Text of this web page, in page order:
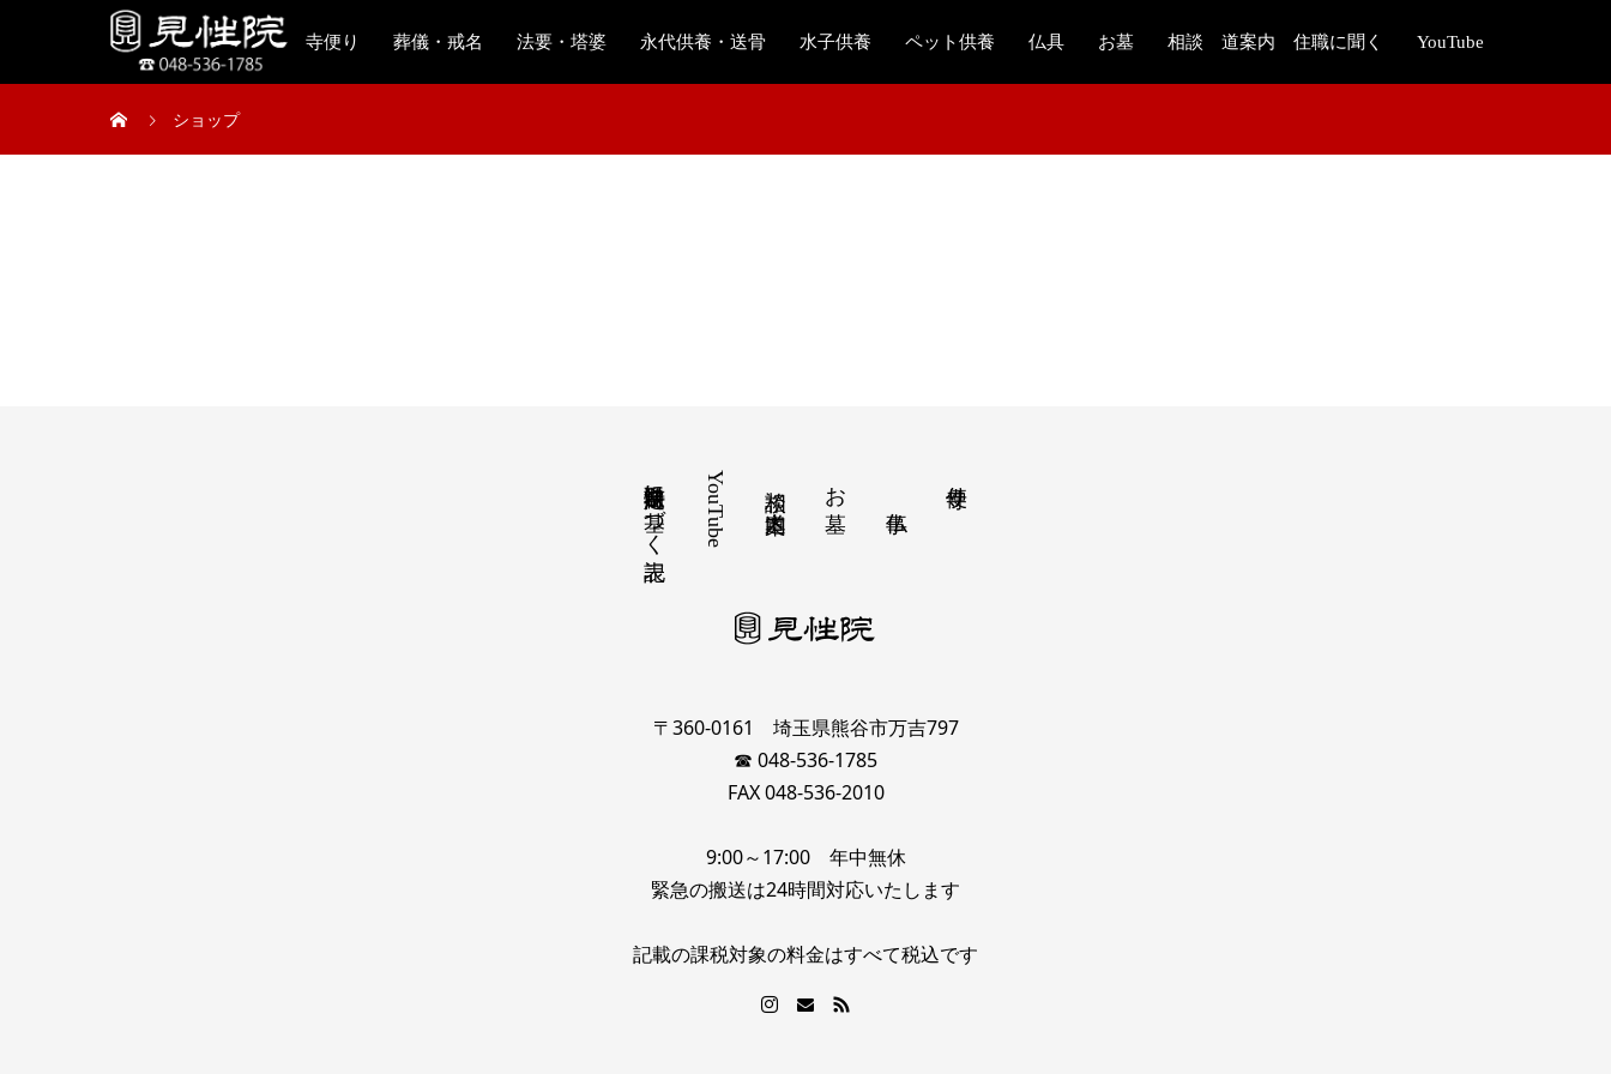
寺便り 葬儀・戒名 法要・塔婆 永代供養・送骨 水子供養 ペット供養 仏具 お墓 相談 道案内 住職に聞く YouTube
ショップ
寺便り
お墓
YouTube
特定商取引法に基づく表記
〒360-0161 埼玉県熊谷市万吉797
☎ 048-536-1785
FAX 048-536-2010
9:00～17:00 年中無休
緊急の搬送は24時間対応いたします
記載の課税対象の料金はすべて税込です